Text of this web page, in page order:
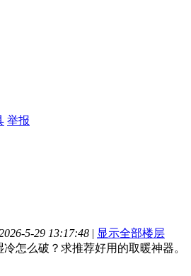
举报
5-29 13:17:48 | 显示全部楼层
怎么破？求推荐好用的取暖神器。